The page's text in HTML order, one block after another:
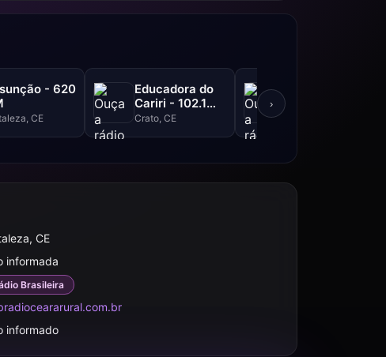
- 620
CE
Educadora do
Cariri - 102.1
FM
Crato, CE
105.3 FM
›
CE
informada
Brasileira
informado